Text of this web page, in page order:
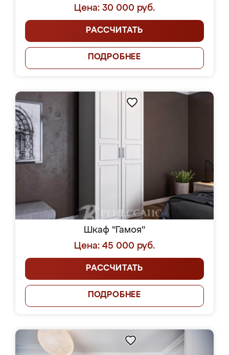
Цена: 30 000 руб.
РАССЧИТАТЬ
ПОДРОБНЕЕ
Шкаф "Гамоя"
Цена: 45 000 руб.
РАССЧИТАТЬ
ПОДРОБНЕЕ